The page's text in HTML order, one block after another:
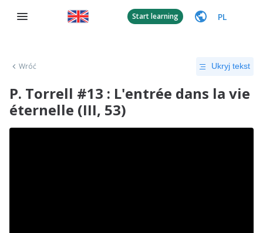
Start learning PL
Wróć Ukryj tekst
P. Torrell #13 : L'entrée dans la vie
éternelle (III, 53)